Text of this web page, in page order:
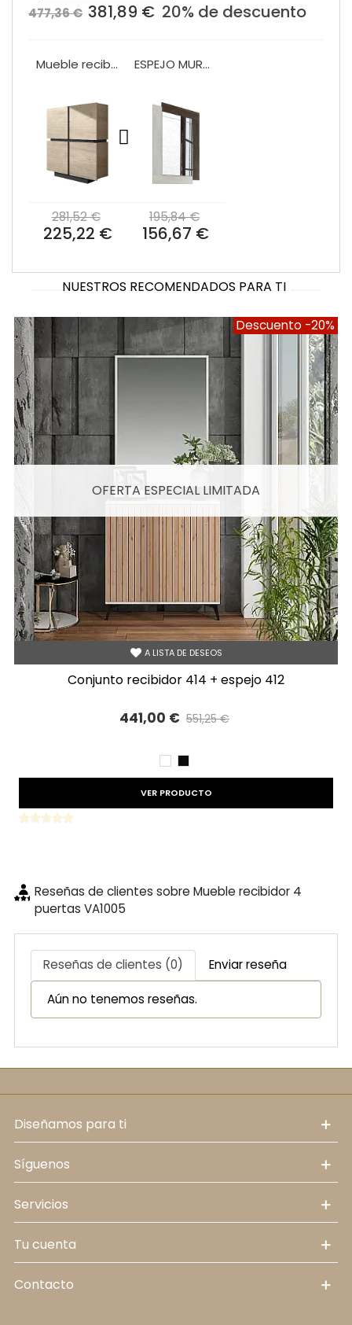
477,36 € 381,89 € 20% de descuento
Mueble recibidor 4 puertas VA1005
281,52 €
225,22 €
ESPEJO MURAL VA2007
195,84 €
156,67 €
NUESTROS RECOMENDADOS PARA TI
Descuento -20%
A LISTA DE DESEOS
OFERTA ESPECIAL LIMITADA
conjunto recibidor 414 + espejo 412
441,00 € 551,25 €
BLANCO
NEGRO
VER PRODUCTO
Reseñas de clientes sobre Mueble recibidor 4
puertas VA1005
Reseñas de clientes (0) Enviar reseña
Aún no tenemos reseñas.
diseñamos para ti
síguenos
servicios
tu cuenta
contacto